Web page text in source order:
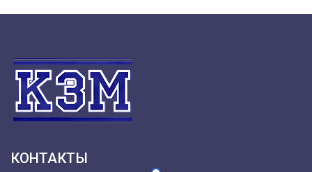
КОНТАКТЫ